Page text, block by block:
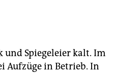
und Spiegeleier kalt. Im
Aufzüge in Betrieb. In